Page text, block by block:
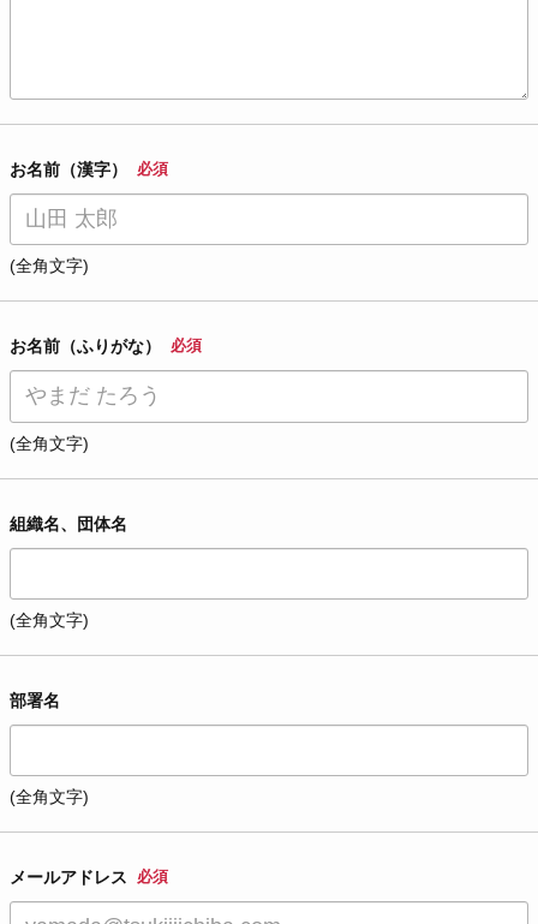
お名前（漢字） 必須
(全角文字)
お名前（ふりがな） 必須
(全角文字)
組織名、団体名
(全角文字)
部署名
(全角文字)
メールアドレス 必須